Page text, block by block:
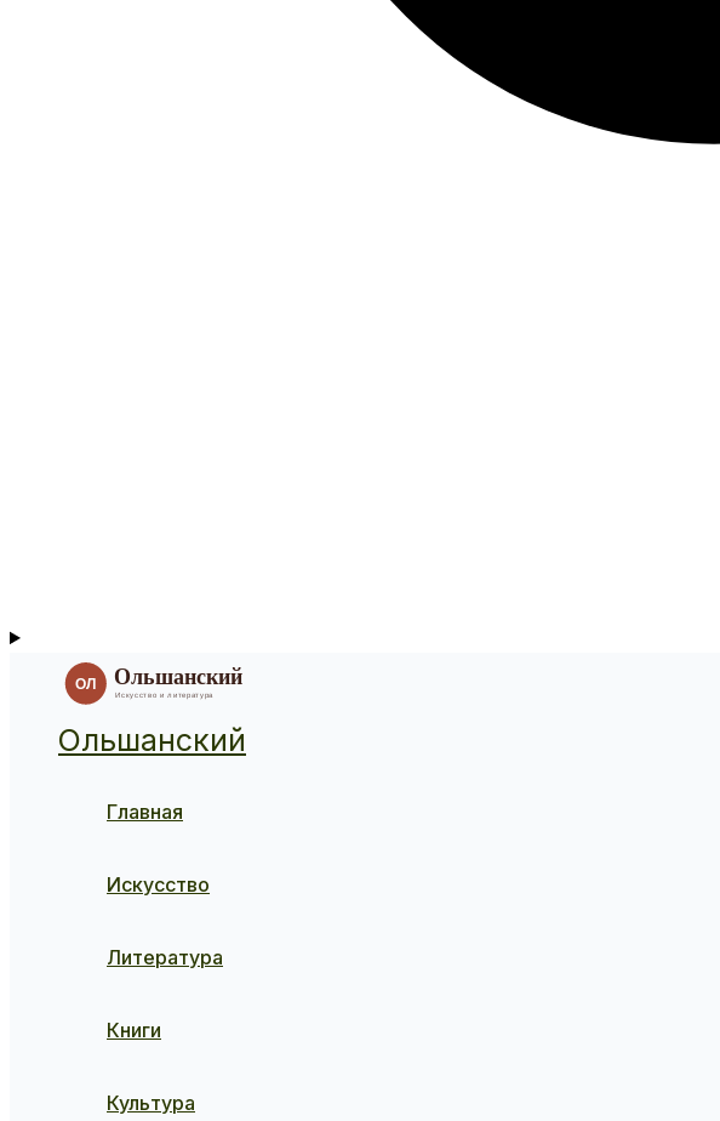
Ольшанский
Главная
Искусство
Литература
Книги
Культура